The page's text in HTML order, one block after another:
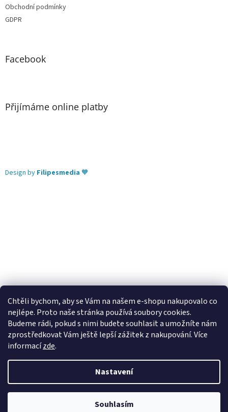
Chtěli bychom, aby se Vám na našem e-shopu nakupovalo co
nejlépe. Proto naše stránka používá soubory cookies.
Budeme rádi, pokud s nimi budete souhlasit a umožníte nám
zprostředkovat Vám ještě lepší zážitek z nakupování.Více
informacízde.
Nastavení
Souhlasím
Obchodní podmínky
GDPR
Facebook
Přijímáme online platby
Design by Filipesmedia 🧡
Lekva nábytek ubytování pod Pálavou kování Tulip
úchytky Gamet
úchytky Siro Blum - perfecting motion
Vytvořil Shoptet
Vše pro truhláře.cz. Všechna práva vyhrazena.